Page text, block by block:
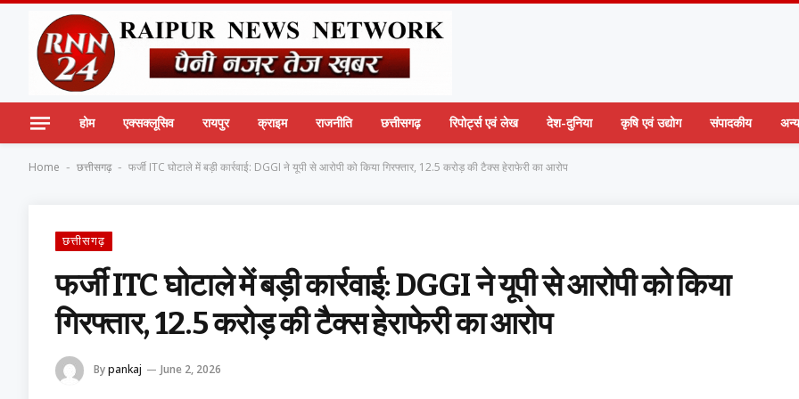
होम एक्सक्लूसिव रायपुर क्राइम राजनीति छत्तीसगढ़ रिपोर्ट्स एवं लेख देश-दुनिया कृषि एवं उद्योग संपादकीय अन्य
Home - छत्तीसगढ़ - फर्जी ITC घोटाले में बड़ी कार्रवाई: DGGI ने यूपी से आरोपी को किया गिरफ्तार, 12.5 करोड़ की टैक्स हेराफेरी का आरोप
छत्तीसगढ़
फर्जी ITC घोटाले में बड़ी कार्रवाई: DGGI ने यूपी से आरोपी को किया
गिरफ्तार, 12.5 करोड़ की टैक्स हेराफेरी का आरोप
Bypankaj June 2, 2026